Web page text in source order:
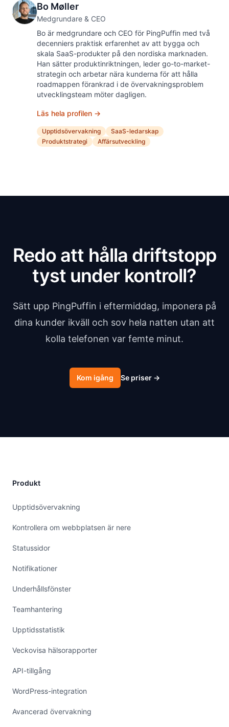
Bo Møller
Medgrundare & CEO
Bo är medgrundare och CEO för PingPuffin med två
decenniers praktisk erfarenhet av att bygga och
skala SaaS-produkter på den nordiska marknaden.
Han sätter produktinriktningen, leder go-to-market-
strategin och arbetar nära kunderna för att hålla
roadmappen förankrad i de övervakningsproblem
utvecklingsteam möter dagligen.
Läs hela profilen →
Upptidsövervakning
SaaS-ledarskap
Produktstrategi
Affärsutveckling
Redo att hålla driftstopp
tyst under kontroll?
Sätt upp PingPuffin i eftermiddag, imponera på
dina kunder ikväll och sov hela natten utan att
kolla telefonen var femte minut.
Kom igång Se priser →
Produkt
Upptidsövervakning
Kontrollera om webbplatsen är nere
Statussidor
Notifikationer
Underhållsfönster
Teamhantering
Upptidsstatistik
Veckovisa hälsorapporter
API-tillgång
WordPress-integration
Avancerad övervakning